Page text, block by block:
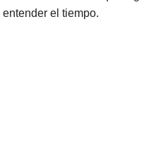
el tiempo.